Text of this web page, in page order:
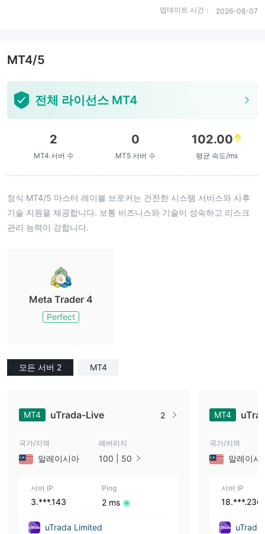
업데이트 시간： 2026-08-07
MT4/5
전체 라이선스 MT4
2
MT4 서버 수
0
MT5 서버 수
102.00
평균 속도/ms
정식 MT4/5 마스터 레이블 브로커는 건전한 시스템 서비스와 사후
기술 지원을 제공합니다. 보통 비즈니스와 기술이 성숙하고 리스크
관리 능력이 강합니다.
Meta Trader 4
Perfect
모든 서버 2 MT4
MT4 uTrada-Live 2
국가/지역
말레이시아
레버리지
100 | 50
서버 IP
3.***.143
Ping
2 ms
uTrada Limited
MT4
국가/지역
말레이시
서버 IP
18.***.236